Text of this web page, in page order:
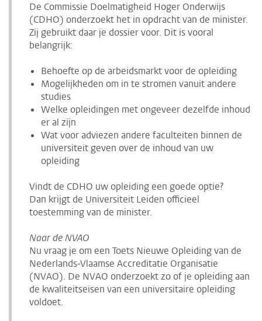
De Commissie Doelmatigheid Hoger Onderwijs
(CDHO) onderzoekt het in opdracht van de minister.
Zij gebruikt daar je dossier voor. Dit is vooral
belangrijk:
Behoefte op de arbeidsmarkt voor de opleiding
Mogelijkheden om in te stromen vanuit andere
studies
Welke opleidingen met ongeveer dezelfde inhoud
er al zijn
Wat voor adviezen andere faculteiten binnen de
universiteit geven over de inhoud van uw
opleiding
Vindt de CDHO uw opleiding een goede optie?
Dan krijgt de Universiteit Leiden officieel
toestemming van de minister.
Naar de NVAO
Nu vraag je om een Toets Nieuwe Opleiding van de
Nederlands-Vlaamse Accreditatie Organisatie
(NVAO). De NVAO onderzoekt zo of je opleiding aan
de kwaliteitseisen van een universitaire opleiding
voldoet.